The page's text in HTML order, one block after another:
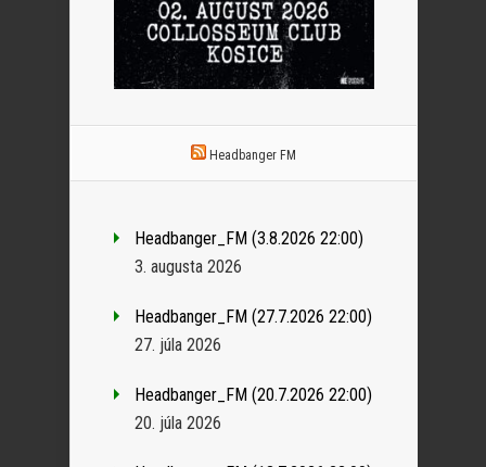
Headbanger FM
Headbanger_FM (3.8.2026 22:00)
3. augusta 2026
Headbanger_FM (27.7.2026 22:00)
27. júla 2026
Headbanger_FM (20.7.2026 22:00)
20. júla 2026